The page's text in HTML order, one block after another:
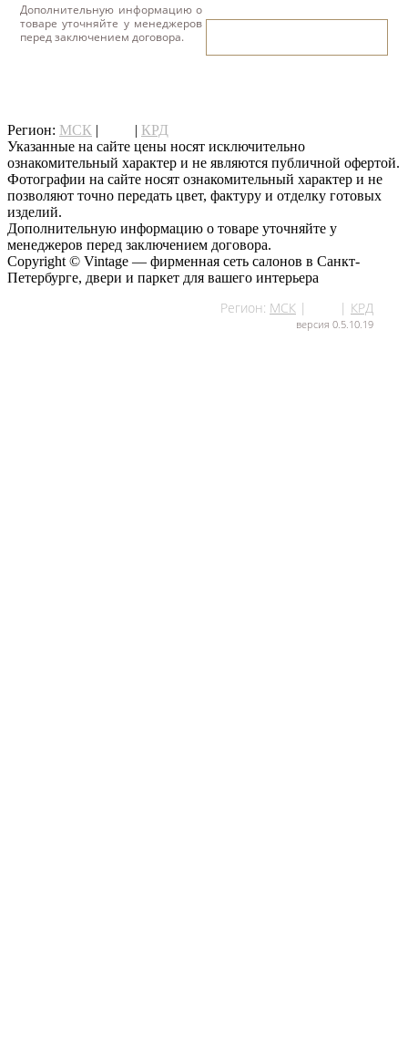
Дополнительную информацию о
товаре уточняйте у менеджеров
перед заключением договора.
Регион: МСК | | КРД
Указанные на сайте цены носят исключительно
ознакомительный характер и не являются публичной офертой.
Фотографии на сайте носят ознакомительный характер и не
позволяют точно передать цвет, фактуру и отделку готовых
изделий.
Дополнительную информацию о товаре уточняйте у
менеджеров перед заключением договора.
Copyright © Vintage — фирменная сеть салонов в Санкт-
Петербурге, двери и паркет для вашего интерьера
Регион: МСК | | КРД
версия 0.5.10.19